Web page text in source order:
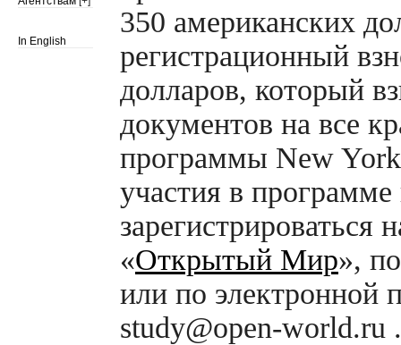
In English
350 американских
регистрационный
долларов, который
документов на все
программы New
участия в
зарегистрироваться
«Открытый Мир»,
или по электронной
study@open-world.ru .